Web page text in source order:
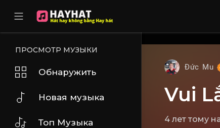
ПРОСМОТР МУЗЫКИ
Обнаружить
Новая музыка
Топ Музыка
Đức Mu
Vui
4 лет тому